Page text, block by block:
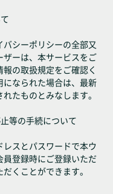
シーポリシーの全部又
ーは、本サービスをご
の取扱規定をご確認く
なられた場合は、最新
たものとみなします。
等の手続について
スとパスワードで本ウ
登録時にご登録いただ
くことができます。